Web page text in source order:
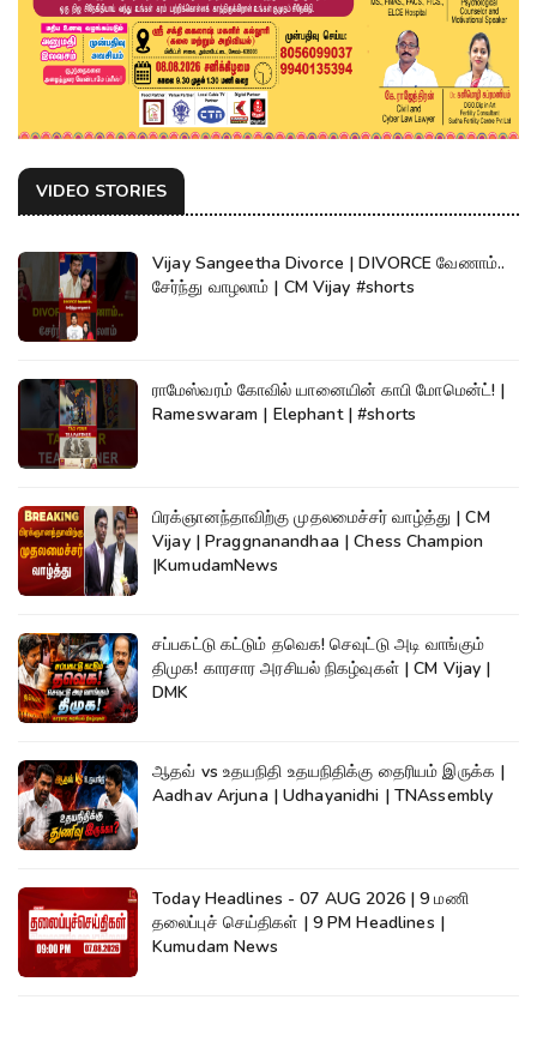
VIDEO STORIES
Vijay Sangeetha Divorce | DIVORCE வேணாம்..
சேர்ந்து வாழலாம் | CM Vijay #shorts
ராமேஸ்வரம் கோவில் யானையின் காபி மோமென்ட்! |
Rameswaram | Elephant | #shorts
பிரக்ஞானந்தாவிற்கு முதலமைச்சர் வாழ்த்து | CM
Vijay | Praggnanandhaa | Chess Champion
|KumudamNews
சப்பகட்டு கட்டும் தவெக! செவுட்டு அடி வாங்கும்
திமுக! காரசார அரசியல் நிகழ்வுகள் | CM Vijay |
DMK
ஆதவ் vs உதயநிதி உதயநிதிக்கு தைரியம் இருக்க |
Aadhav Arjuna | Udhayanidhi | TNAssembly
Today Headlines - 07 AUG 2026 | 9 மணி
தலைப்புச் செய்திகள் | 9 PM Headlines |
Kumudam News